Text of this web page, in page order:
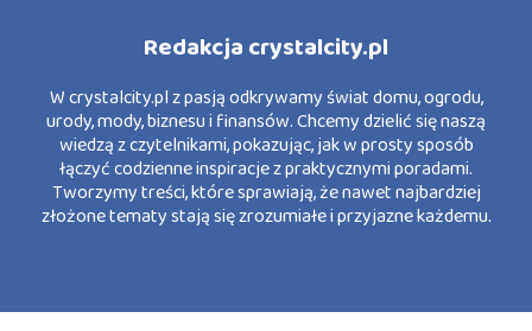
Redakcja crystalcity.pl
W crystalcity.pl z pasją odkrywamy świat domu, ogrodu,
urody, mody, biznesu i finansów. Chcemy dzielić się naszą
wiedzą z czytelnikami, pokazując, jak w prosty sposób
łączyć codzienne inspiracje z praktycznymi poradami.
Tworzymy treści, które sprawiają, że nawet najbardziej
złożone tematy stają się zrozumiałe i przyjazne każdemu.